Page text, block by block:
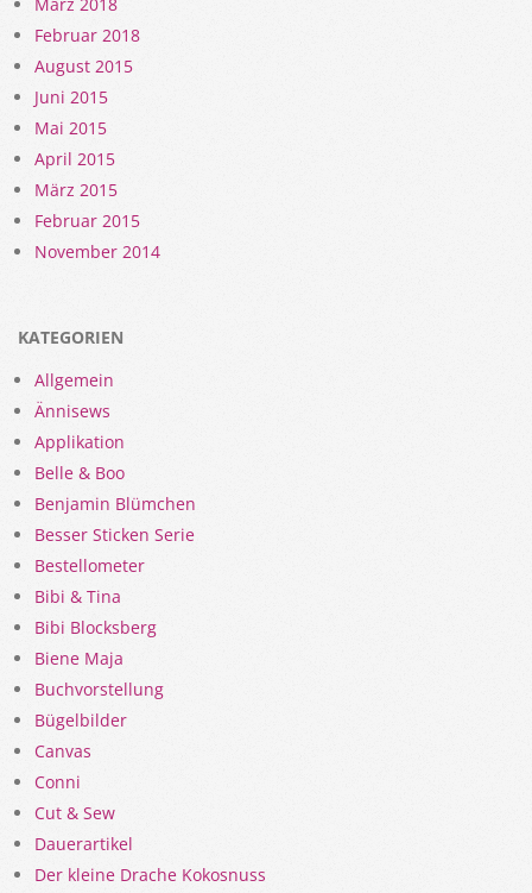
März 2018
Februar 2018
August 2015
Juni 2015
Mai 2015
April 2015
März 2015
Februar 2015
November 2014
KATEGORIEN
Allgemein
Ännisews
Applikation
Belle & Boo
Benjamin Blümchen
Besser Sticken Serie
Bestellometer
Bibi & Tina
Bibi Blocksberg
Biene Maja
Buchvorstellung
Bügelbilder
Canvas
Conni
Cut & Sew
Dauerartikel
Der kleine Drache Kokosnuss